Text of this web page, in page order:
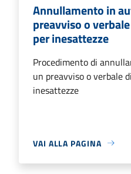
Annullamento in
preavviso o
per inesattezze
Procedimento di
un preavviso o verbale
inesattezze
VAI ALLA PAGINA